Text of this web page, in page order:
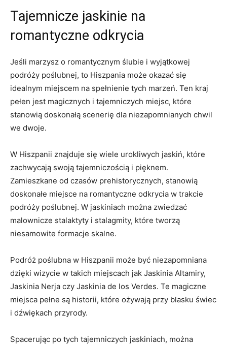
Tajemnicze ‍jaskinie na
romantyczne odkrycia
Jeśli marzysz o romantycznym ślubie i wyjątkowej
‍podróży poślubnej, ⁣to ⁢Hiszpania⁣ może okazać się
idealnym miejscem na spełnienie tych marzeń. ‌Ten kraj⁣
pełen jest magicznych i tajemniczych miejsc,‌ które
stanowią doskonałą scenerię dla niezapomnianych chwil
we dwoje.
W Hiszpanii znajduje ​się ‌wiele urokliwych jaskiń, które
zachwycają swoją tajemniczością ⁢i pięknem.
Zamieszkane od czasów ‍prehistorycznych, stanowią⁢
doskonałe miejsce na romantyczne⁤ odkrycia w trakcie
podróży poślubnej. W jaskiniach ⁣można ⁤zwiedzać
malownicze stalaktyty i‍ stalagmity, które ‍tworzą
‌niesamowite formacje skalne.
Podróż ⁣poślubna w Hiszpanii może być niezapomniana
dzięki wizycie w takich miejscach jak ‌Jaskinia Altamiry,
‍Jaskinia Nerja ⁢czy Jaskinia de los Verdes. Te magiczne
miejsca pełne są historii, które ożywają przy blasku ⁤świec⁣
i dźwiękach przyrody.
Spacerując po tych tajemniczych ⁢jaskiniach, można